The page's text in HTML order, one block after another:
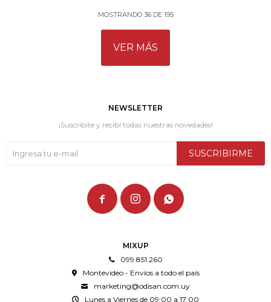
MOSTRANDO 36DE 195
VER MÁS
MIXUP
099 851 260
Montevideo - Envíos a todo el país
marketing@odisan.com.uy
Lunes a Viernes de 09:00 a 17:00
NEWSLETTER
¡Suscribite y recibí todas nuestras novedades!
SUSCRIBIRME
  